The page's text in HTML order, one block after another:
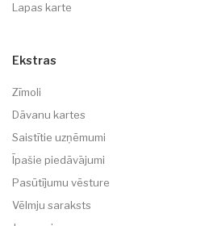
Lapas karte
Ekstras
Zīmoli
Dāvanu kartes
Saistītie uzņēmumi
Īpašie piedāvājumi
Pasūtījumu vēsture
Vēlmju saraksts